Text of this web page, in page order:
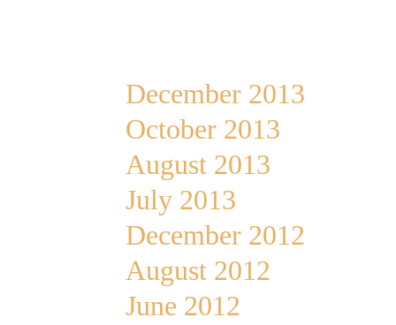
December 2013
October 2013
August 2013
July 2013
December 2012
August 2012
June 2012